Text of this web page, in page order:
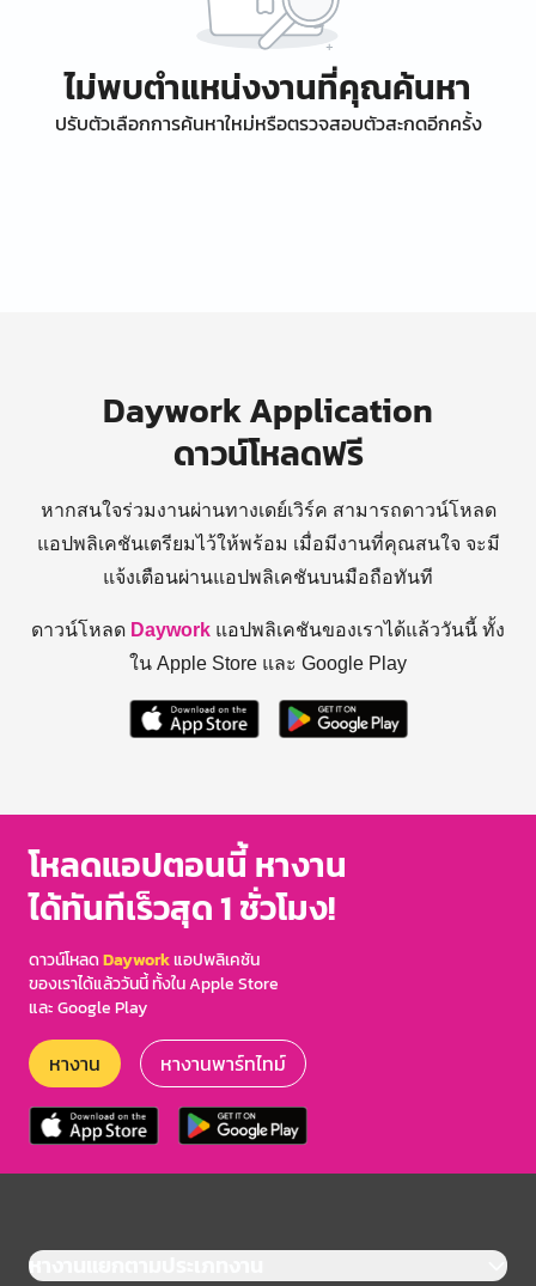
ไม่พบตำแหน่งงานที่คุณค้นหา
ปรับตัวเลือกการค้นหาใหม่หรือตรวจสอบตัวสะกดอีกครั้ง
Daywork Application
ดาวน์โหลดฟรี
หากสนใจร่วมงานผ่านทางเดย์เวิร์ค สามารถดาวน์โหลด
แอปพลิเคชันเตรียมไว้ให้พร้อม เมื่อมีงานที่คุณสนใจ จะมี
แจ้งเตือนผ่านแอปพลิเคชันบนมือถือทันที
ดาวน์โหลด Daywork แอปพลิเคชันของเราได้แล้ววันนี้ ทั้ง
ใน Apple Store และ Google Play
โหลดแอปตอนนี้ หางาน
ได้ทันทีเร็วสุด 1 ชั่วโมง!
ดาวน์โหลดDayworkแอปพลิเคชัน
ของเราได้แล้ววันนี้ ทั้งใน Apple Store
และ Google Play
หางาน หางานพาร์ทไทม์
หางานแยกตามประเภทงาน